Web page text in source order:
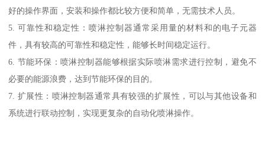
好的操作界面，安装和操作都比较方便和简单，无需技术人员。
5. 可靠性和稳定性：喷淋控制器通常采用量的材料和的电子元器
件，具有较高的可靠性和稳定性，能够长时间稳定运行。
6. 节能环保：喷淋控制器能够根据实际喷淋需求进行控制，避免不
必要的能源浪费，达到节能环保的目的。
7. 扩展性：喷淋控制器通常具有较强的扩展性，可以与其他设备和
系统进行联动控制，实现更复杂的自动化喷淋操作。